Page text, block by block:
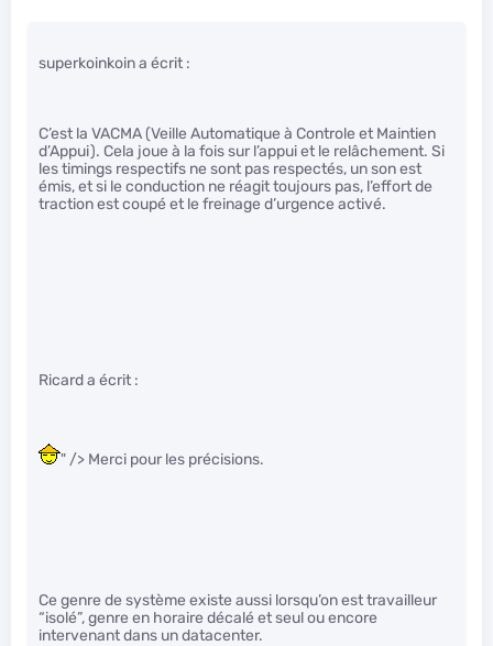
superkoinkoin a écrit :
C’est la VACMA (Veille Automatique à Controle et Maintien
d’Appui). Cela joue à la fois sur l’appui et le relâchement. Si
les timings respectifs ne sont pas respectés, un son est
émis, et si le conduction ne réagit toujours pas, l’effort de
traction est coupé et le freinage d’urgence activé.
Ricard a écrit :
" /> Merci pour les précisions.
Ce genre de système existe aussi lorsqu’on est travailleur
“isolé”, genre en horaire décalé et seul ou encore
intervenant dans un datacenter.